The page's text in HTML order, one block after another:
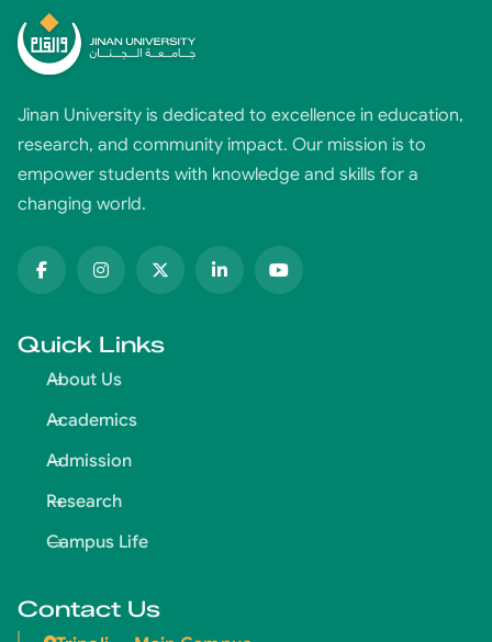
Jinan University is dedicated to excellence in education,
research, and community impact. Our mission is to
empower students with knowledge and skills for a
changing world.
Quick Links
About Us
Academics
Admission
Research
Campus Life
Contact Us